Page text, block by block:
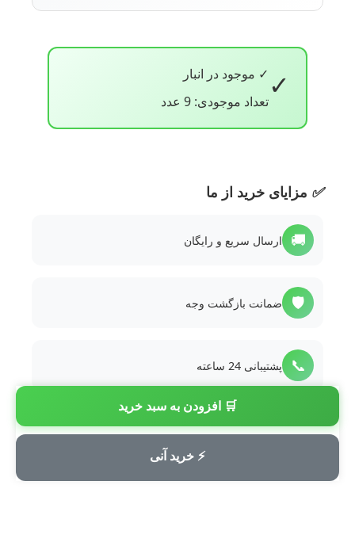
✓ ✓ موجود در انبار
تعداد موجودی: 9 عدد
🛒 افزودن به سبد خرید
⚡ خرید آنی
✅ مزایای خرید از ما
🚚 ارسال سریع و رایگان
🛡️ ضمانت بازگشت وجه
📞 پشتیبانی 24 ساعته
💳 پرداخت امن